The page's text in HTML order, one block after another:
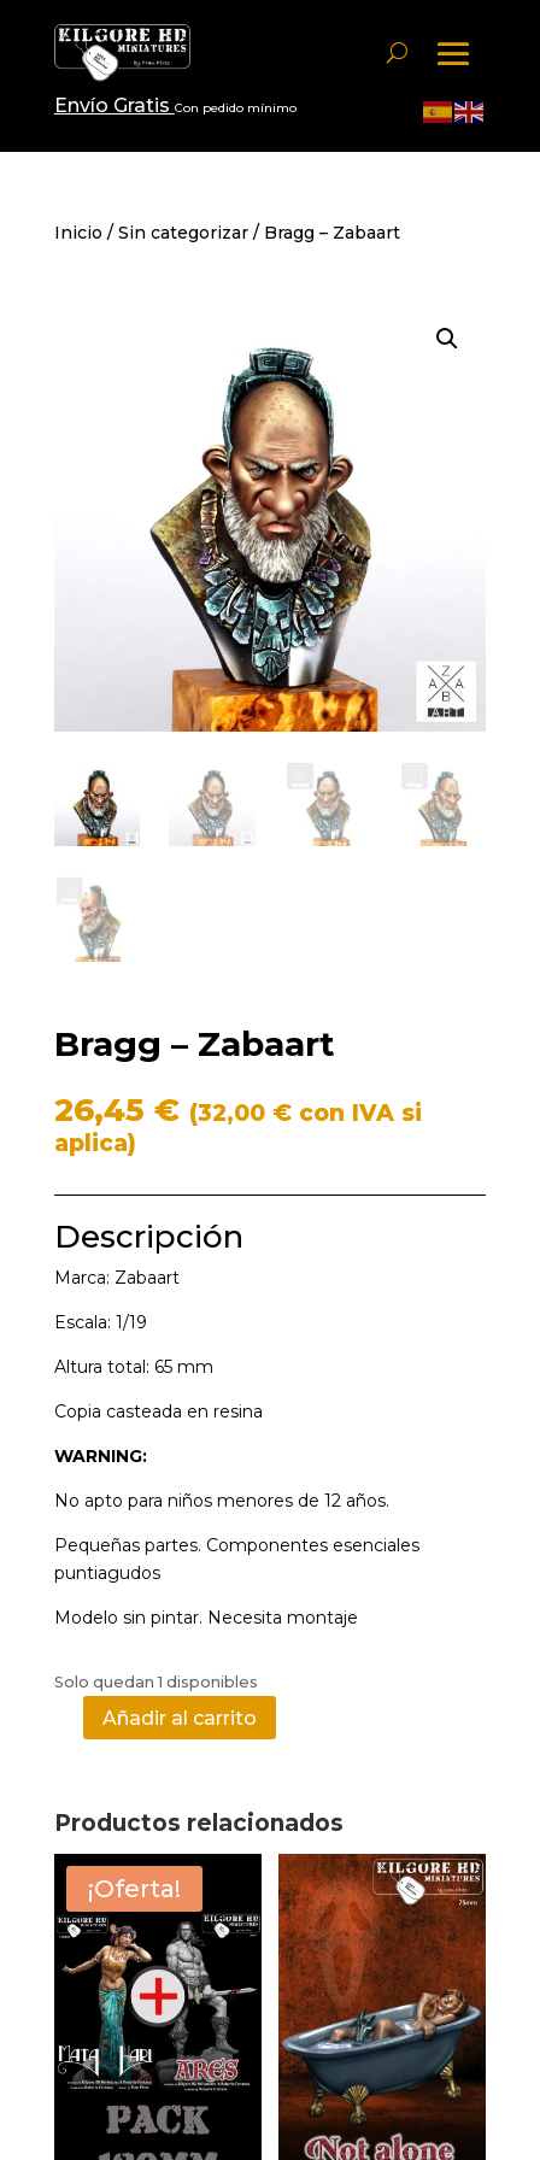
Envío Gratis Con pedido mínimo
Inicio / Sin categorizar/ Bragg – Zabaart
Bragg – Zabaart
26,45 € (32,00 €con IVA si
aplica)
Descripción
Marca: Zabaart
Escala: 1/19
Altura total: 65 mm
Copia casteada en resina
WARNING:
No apto para niños menores de 12 años.
Pequeñas partes. Componentes esenciales
puntiagudos
Modelo sin pintar. Necesita montaje
Solo quedan 1 disponibles
Bragg
cantidad
Añadir al carrito
Productos relacionados
¡Oferta!